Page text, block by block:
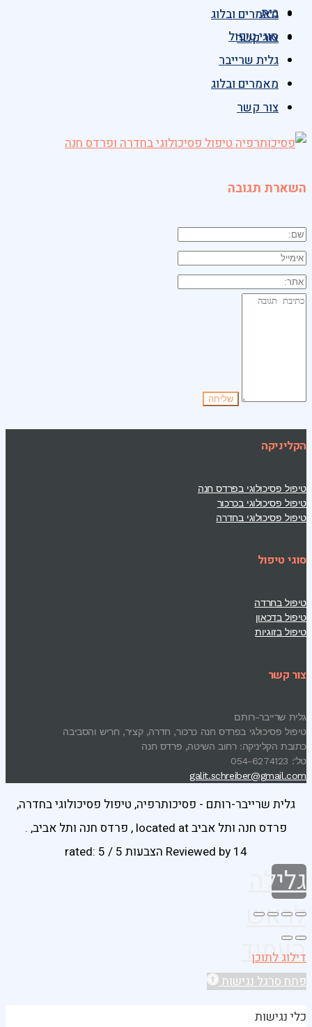
מאמרים ובלוג
צור קשר
בית
סוגי טיפול
גלית שרייבר
מאמרים ובלוג
צור קשר
השארת תגובה
הקליניקה
טיפול פסיכולוגי בפרדס חנה
טיפול פסיכולוגי בכרכור
טיפול פסיכולוגי בחדרה
סוגי טיפול
טיפול בחרדה
טיפול בדכאון
טיפול בזוגיות
צור קשר
גלית שרייבר-רותם
טיפול פסיכולגי בפרדס חנה כרכור, חדרה, קציר, חריש והסביבה
כתובת הקליניקה: רחוב השיטה, פרדס חנה
טל': 054-6274123
galit.schreiber@gmail.com
גלית שרייבר-רותם - פסיכותרפיה, טיפול פסיכולוגי בחדרה,
פרדס חנה ותל אביב
, פרדס חנה ותל אביב,
.
Reviewed by 14 הצבעות 5 / 5
גלילה
לראש
העמוד
דילוג לתוכן
פתח סרגל נגישות
כלי נגישות